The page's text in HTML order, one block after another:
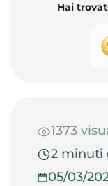
Hai
1373
2 minuti
05/03/